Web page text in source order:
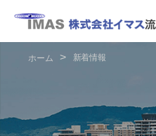
ホーム 新着情報